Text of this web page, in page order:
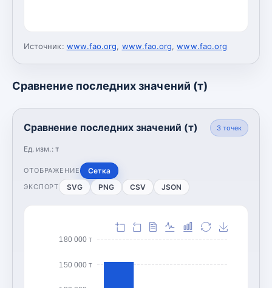
Источник: www.fao.org, www.fao.org,www.fao.org
Сравнение последних значений (т)
Сравнение последних значений (т)
Ед. изм.: т
3точек
ОТОБРАЖЕНИЕ Сетка
ЭКСПОРТ SVG PNG CSV JSON
150 000 т
180 000 т